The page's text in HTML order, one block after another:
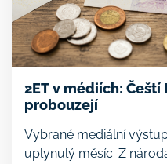
2ET v médiích:
probouzejí
Vybrané mediální
uplynulý měsíc. Z